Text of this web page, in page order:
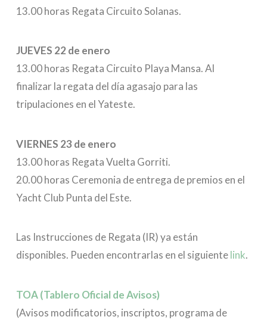
13.00 horas Regata Circuito Solanas.
JUEVES 22 de enero
13.00 horas Regata Circuito Playa Mansa. Al
finalizar la regata del día agasajo para las
tripulaciones en el Yateste.
VIERNES 23 de enero
13.00 horas Regata Vuelta Gorriti.
20.00 horas Ceremonia de entrega de premios en el
Yacht Club Punta del Este.
Las Instrucciones de Regata (IR) ya están
disponibles. Pueden encontrarlas en el siguientelink.
TOA (Tablero Oficial de Avisos)
(Avisos modificatorios, inscriptos, programa de